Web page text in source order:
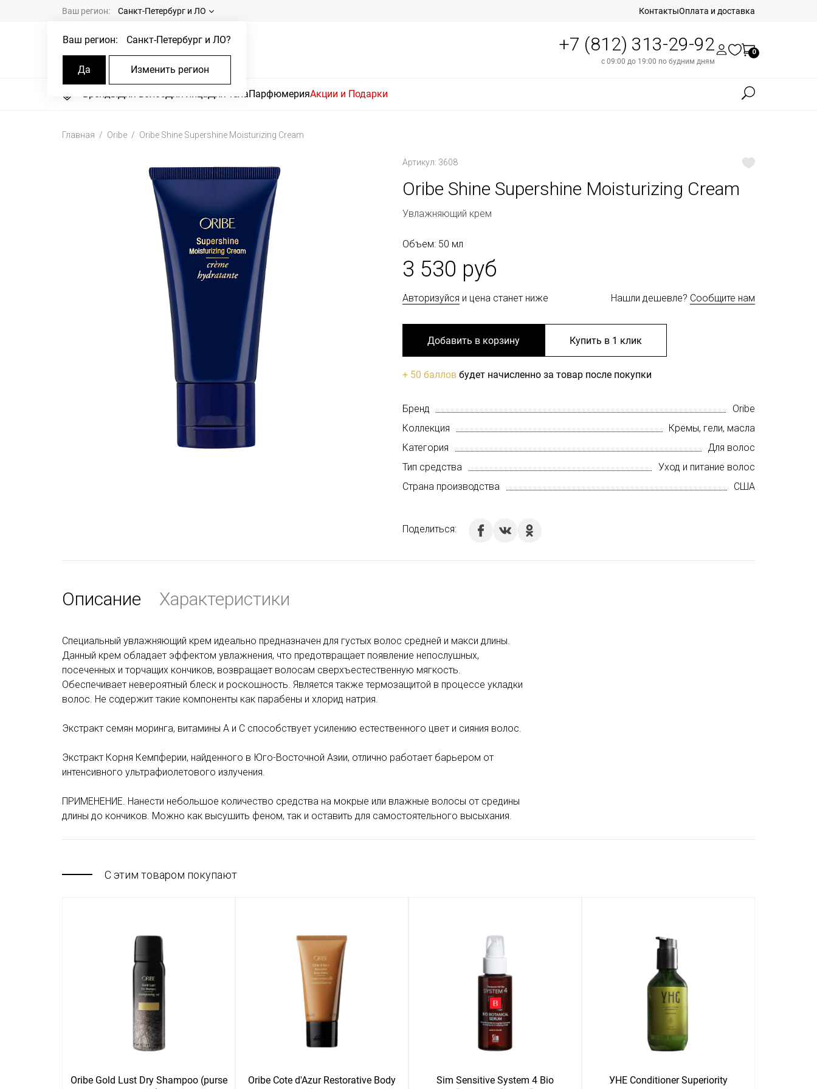
Ваш регион: Санкт-Петербург и ЛО
Ваш регион: Санкт-Петербург и ЛО?
Да Изменить регион
КонтактыОплата и доставка
+7 (812) 313-29-92
с 09:00 до 19:00 по будним дням
0
БрендыДля волосДля лицаДля телаПарфюмерияАкции и Подарки
Главная Oribe Oribe Shine Supershine Moisturizing Cream
Артикул: 3608
Oribe Shine Supershine Moisturizing Cream
Увлажняющий крем
Объем: 50 мл
3 530 руб
Авторизуйся и цена станет ниже Нашли дешевле? Сообщите нам
Добавить в корзину Купить в 1 клик
+ 50 баллов будет начисленно за товар после покупки
Бренд
Oribe
Коллекция
Кремы, гели, масла
Категория
Для волос
Тип средства
Уход и питание волос
Страна производства
США
Поделиться:
Описание Характеристики
Специальный увлажняющий крем идеально предназначен для густых волос средней и макси длины.
Данный крем обладает эффектом увлажнения, что предотвращает появление непослушных,
посеченных и торчащих кончиков, возвращает волосам сверхъестественную мягкость.
Обеспечивает невероятный блеск и роскошность. Является также термозащитой в процессе укладки
волос. Не содержит такие компоненты как парабены и хлорид натрия.
Экстракт семян моринга, витамины А и C способствует усилению естественного цвет и сияния волос.
Экстракт Корня Кемпферии, найденного в Юго-Восточной Азии, отлично работает барьером от
интенсивного ультрафиолетового излучения.
ПРИМЕНЕНИЕ. Нанести небольшое количество средства на мокрые или влажные волосы от средины
длины до кончиков. Можно как высушить феном, так и оставить для самостоятельного высыхания.
С этим товаром покупают
Oribe Gold Lust Dry Shampoo (purse
Oribe Cote d'Azur Restorative Body
Sim Sensitive System 4 Bio
УНЕ Conditioner Superiority